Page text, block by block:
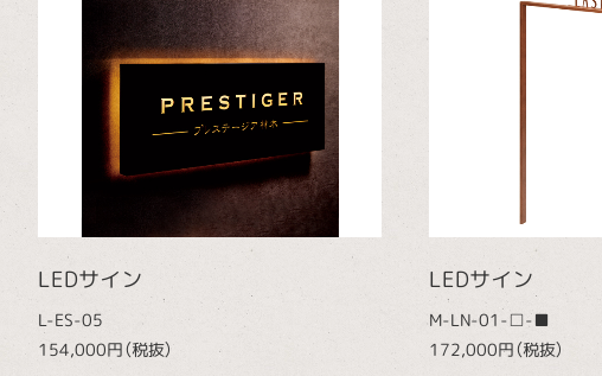
LEDサイン
L-ES-05
154,000円（税抜）
LEDサイン
M-LN-01-□-■
172,000円（税抜）